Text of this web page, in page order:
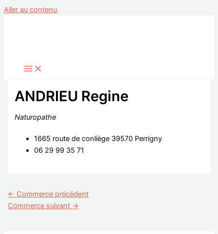
Aller au contenu
ANDRIEU Regine
Naturopathe
1665 route de conliège 39570 Perrigny
06 29 99 35 71
← Commerce précédent
Commerce suivant →